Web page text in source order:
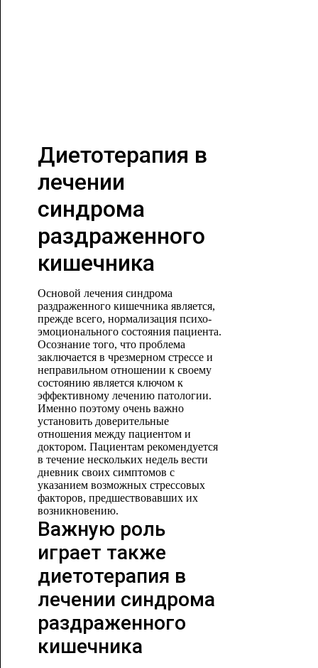
Диетотерапия в
лечении
синдрома
раздраженного
кишечника
Основой лечения синдрома
раздраженного кишечника является,
прежде всего, нормализация психо-
эмоционального состояния пациента.
Осознание того, что проблема
заключается в чрезмерном стрессе и
неправильном отношении к своему
состоянию является ключом к
эффективному лечению патологии.
Именно поэтому очень важно
установить доверительные
отношения между пациентом и
доктором. Пациентам рекомендуется
в течение нескольких недель вести
дневник своих симптомов с
указанием возможных стрессовых
факторов, предшествовавших их
возникновению.
Важную роль
играет также
диетотерапия в
лечении синдрома
раздраженного
кишечника